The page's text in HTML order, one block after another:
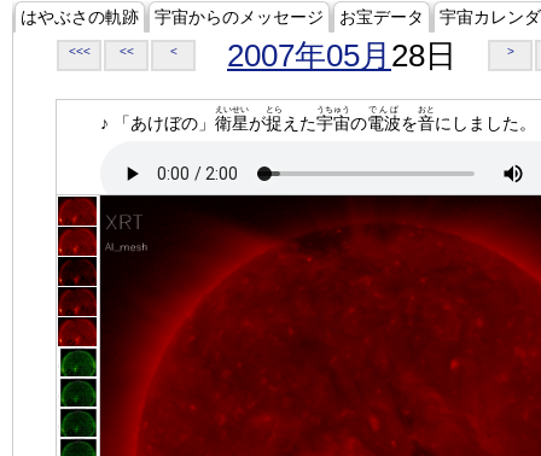
はやぶさの軌跡 宇宙からのメッセージ お宝データ 宇宙カレン
<<< << < 2007年05月 28日 >
♪ 「あけぼの」 衛星
えいせい
が捉
とら
えた宇宙
うちゅう
の電波
でんぱ
を音
おと
にしました。